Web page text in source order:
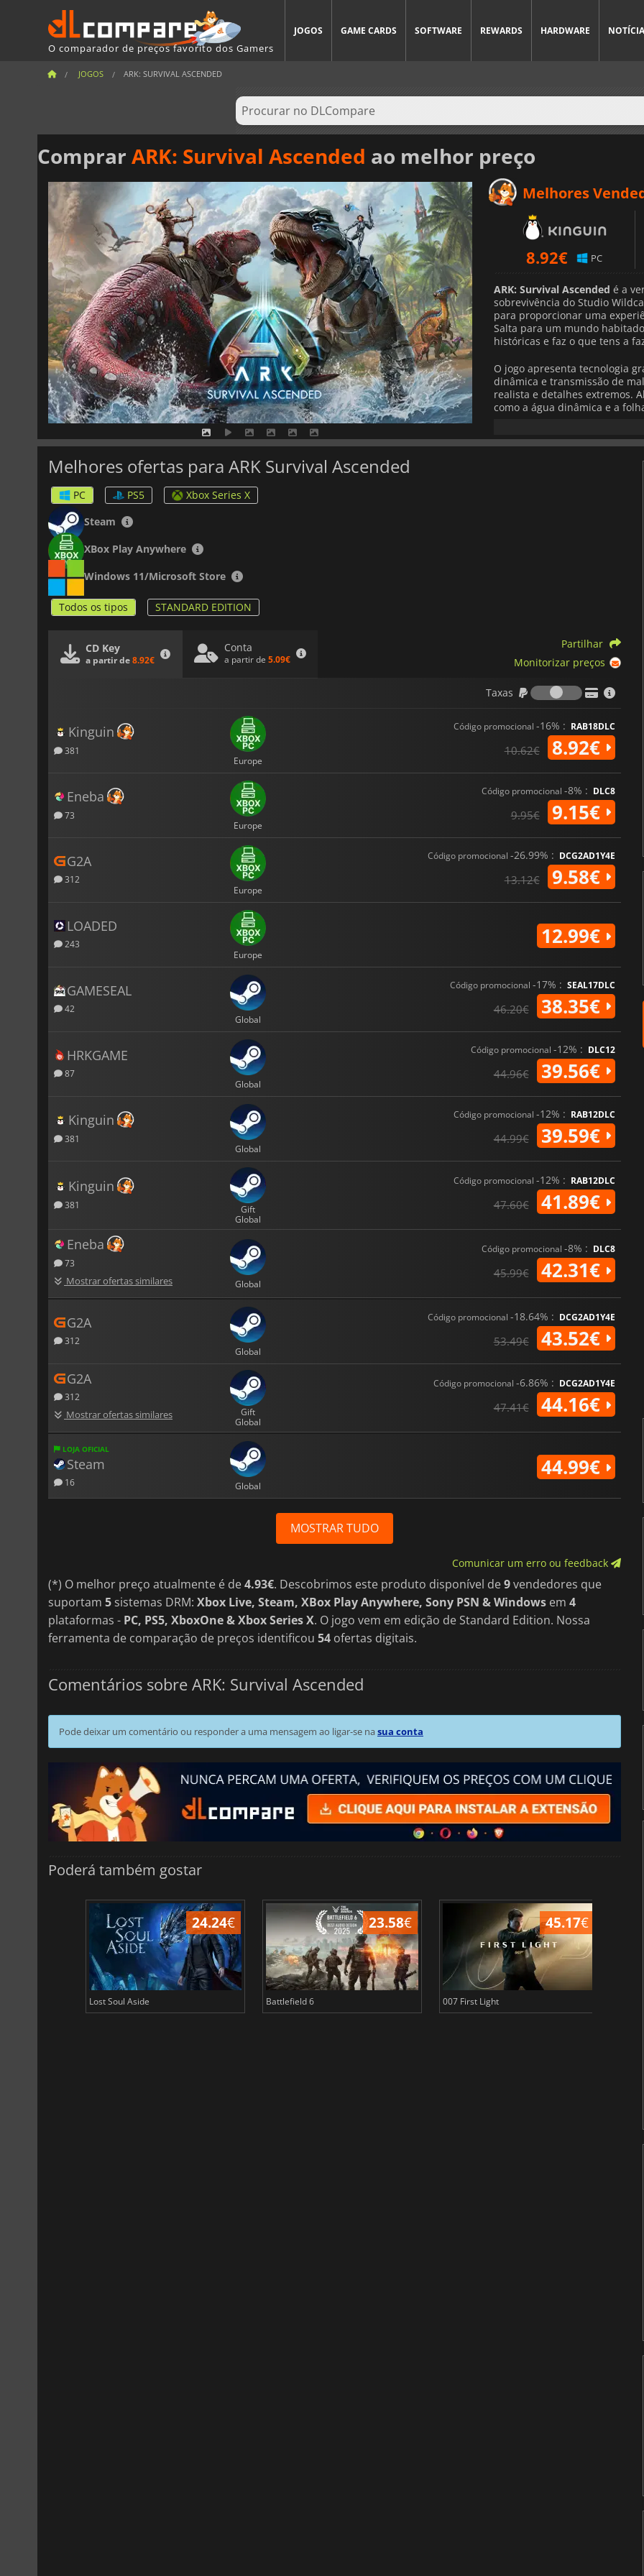
O comparador de preços favorito dos Gamers
JOGOS GAME CARDS SOFTWARE REWARDS HARDWARE
JOGOS ARK: SURVIVAL ASCENDED
Comprar ARK: Survival Ascended ao melhor preço
Melhores
8.92€ PC
ARK: Survival Ascended é a
sobrevivência do Studio
para proporcionar uma
Salta para um mundo
históricas e faz o que tens a
O jogo apresenta tecnologia
dinâmica e transmissão de
realista e detalhes extremos.
como a água dinâmica e a
ARK: Survival Ascended
Scorched Earth, Aberration,
mais. Personaliza o teu
dinossauros num
manter-te saudável enquanto
O jogo também apresenta
experiência geral, incluindo
ARK: Survival
podes partilhar o mundo com
Com espaço para 70
para até 8 jogadores e ecrã
Melhores ofertas para ARK Survival Ascended
PC PS5
Xbox Series X
Steam
XBox Play Anywhere
Windows 11/Microsoft Store
Todos os tipos STANDARD EDITION
CD Key
a partir de8.92€
Conta
a partir de 5.09€
Partilhar
Monitorizar preços
Taxas
Taxas
Kinguin
381
Europe
Código promocional -16% : RAB18DLC
10.62€ 8.92€
Eneba
73
Europe
Código promocional -8% : DLC8
9.95€ 9.15€
G2A
312
Europe
Código promocional -26.99% : DCG2AD1Y4E
13.12€ 9.58€
LOADED
243
Europe
12.99€
GAMESEAL
42
Global
Código promocional -17% : SEAL17DLC
46.20€ 38.35€
HRKGAME
87
Global
Código promocional -12% : DLC12
44.96€ 39.56€
Kinguin
381
Global
Código promocional -12% : RAB12DLC
44.99€ 39.59€
Kinguin
381
Gift
Global
Código promocional -12% : RAB12DLC
47.60€ 41.89€
Eneba
73
Mostrar ofertas similares Global
Código promocional -8% : DLC8
45.99€ 42.31€
G2A
312
Global
Código promocional -18.64% : DCG2AD1Y4E
53.49€ 43.52€
G2A
312
Mostrar ofertas similares
Gift
Global
Código promocional -6.86% : DCG2AD1Y4E
47.41€ 44.16€
LOJA OFICIAL
Steam
16 Global
44.99€
MOSTRAR TUDO
Comunicar um erro ou feedback
(*) O melhor preço atualmente é de4.93€. Descobrimos este produto disponível de9vendedores que
suportam 5 sistemas DRM: Xbox Live, Steam, XBox Play Anywhere, Sony PSN & Windows em 4
plataformas - PC, PS5, XboxOne & Xbox Series X. O jogo vem em edição de Standard Edition. Nossa
ferramenta de comparação de preços identificou 54 ofertas digitais.
Comentários sobre ARK: Survival Ascended
Pode deixar um comentário ou responder a uma mensagem ao ligar-se nasua conta
Poderá também gostar
24.24€
Lost Soul Aside
23.58€
Battlefield 6
45.17€
007 First Light